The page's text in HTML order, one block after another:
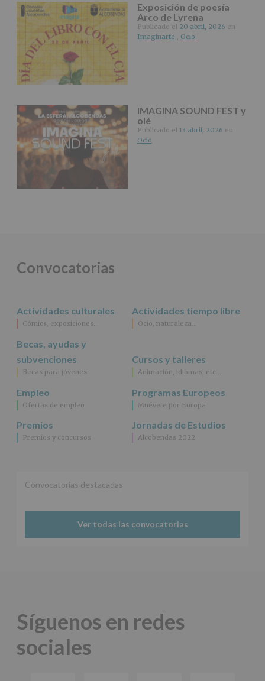
Exposición de poesía
Arco de Lyrena
Publicado el 20 abril, 2026 en
Imaginarte
Ocio
IMAGINA SOUND FEST y
olé
Publicado el 13 abril, 2026 en
Ocio
Convocatorias
Actividades culturales
Cómics, exposiciones…
Actividades tiempo libre
Ocio, naturaleza…
Becas, ayudas y
subvenciones
Becas para jóvenes
Cursos y talleres
Animación, idiomas, etc…
Empleo
Ofertas de empleo
Programas Europeos
Muévete por Europa
Premios
Premios y concursos
Jornadas de Estudios
Alcobendas 2022
Convocatorias destacadas
Ver todas las convocatorias
Síguenos en redes
sociales